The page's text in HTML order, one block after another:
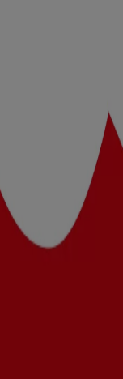
de esta
una amplia